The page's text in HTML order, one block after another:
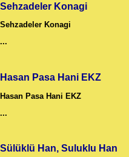
Sehzadeler Konagi
Sehzadeler Konagi
...
Hasan Pasa Hani EKZ
Hasan Pasa Hani EKZ
...
Sülüklü Han, Suluklu Han